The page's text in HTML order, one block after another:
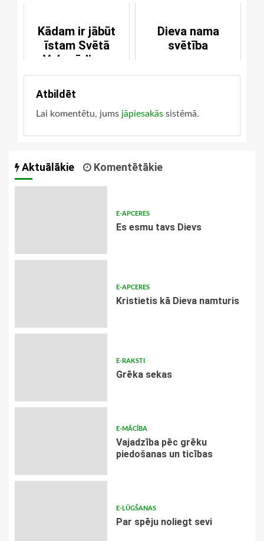
Kādam ir jābūt
īstam Svētā
Vakarēdiena
viesim
Dieva nama
svētība
Atbildēt
Lai komentētu, jums jāpiesakās sistēmā.
Aktuālākie Komentētākie
E-APCERES
Es esmu tavs Dievs
E-APCERES
Kristietis kā Dieva namturis
E-RAKSTI
Grēka sekas
E-MĀCĪBA
Vajadzība pēc grēku
piedošanas un ticības
E-LŪGŠANAS
Par spēju noliegt sevi